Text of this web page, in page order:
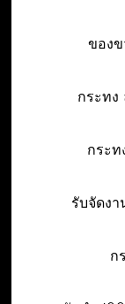
ของ
กระทง
กระท
รับจัดงา
ก